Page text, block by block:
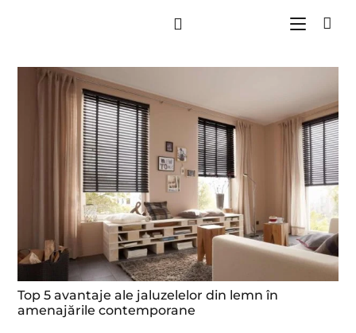
Top 5 avantaje ale jaluzelelor din lemn în
amenajările contemporane